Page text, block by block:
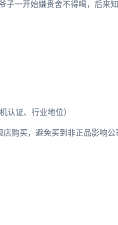
子一开始嫌贵舍不得喝，后
认证、行业地位）
购买，避免买到非正品影响公